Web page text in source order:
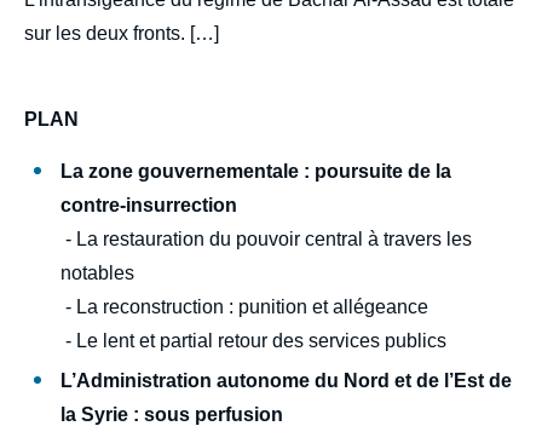
sur les deux fronts. […]
PLAN
La zone gouvernementale : poursuite de la
contre-insurrection
- La restauration du pouvoir central à travers les
notables
- La reconstruction : punition et allégeance
- Le lent et partial retour des services publics
L’Administration autonome du Nord et de l’Est de
la Syrie : sous perfusion
couverture
de
la